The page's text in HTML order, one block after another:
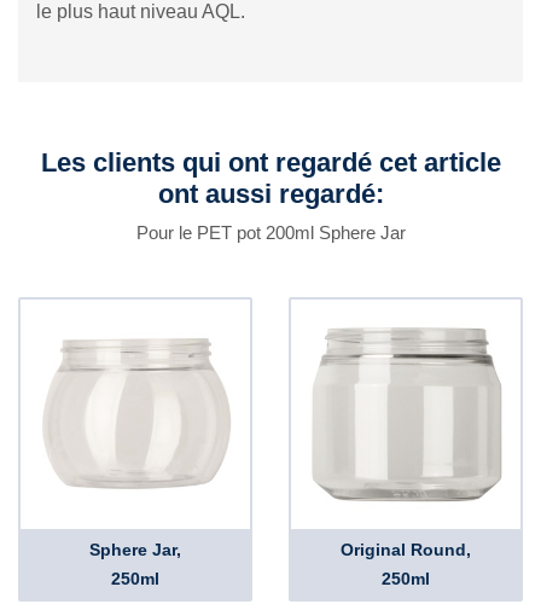
le plus haut niveau AQL.
Les clients qui ont regardé cet article
ont aussi regardé:
Pour le PET pot 200ml Sphere Jar
Sphere Jar,
250ml
Original Round,
250ml